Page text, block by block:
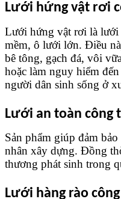
Lưới hứng vật rơi
Lưới hứng vật rơi là lưới
mềm, ô lưới lớn. Điều
bê tông, gạch đá, vôi
hoặc làm nguy hiểm
người dân sinh sống ở
Lưới an toàn công
Sản phẩm giúp đảm
nhân xây dựng. Đồng
thương phát sinh trong
Lưới hàng rào